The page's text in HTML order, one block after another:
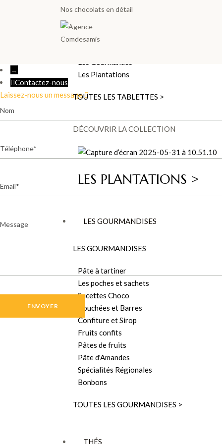
Les Tablettes
Lait
Noir
Les Gourmandes
Les Plantations
TOUTES LES TABLETTES >
DÉCOUVRIR LA COLLECTION
LES PLANTATIONS >
LES GOURMANDISES
LES GOURMANDISES
Pâte à tartiner
Les poches et sachets
Sucettes Choco
Bouchées et Barres
Confiture et Sirop
Fruits confits
Pâtes de fruits
Pâte d'Amandes
Spécialités Régionales
Bonbons
TOUTES LES GOURMANDISES >
THÉS
Nos chocolats en détail
→
Contactez-nous
Laissez-nous un message
Nom
Téléphone
Email
Message